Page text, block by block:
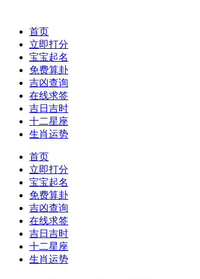
首页
立即打分
宝宝起名
免费算卦
吉凶查询
在线求签
吉日吉时
十二星座
生肖运势
首页
立即打分
宝宝起名
免费算卦
吉凶查询
在线求签
吉日吉时
十二星座
生肖运势